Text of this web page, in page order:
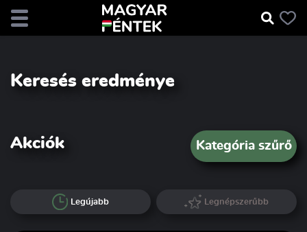
Keresés eredménye
Akciók Kategória szűrő
Legújabb Legnépszerűbb